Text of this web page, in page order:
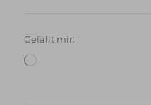
Gefällt mir: